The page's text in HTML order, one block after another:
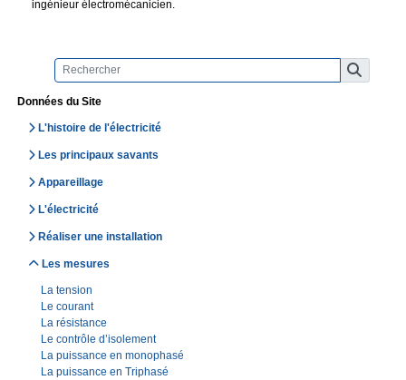
Données du Site
L'histoire de l'électricité
Les principaux savants
Appareillage
L'électricité
Réaliser une installation
Les mesures
La tension
Le courant
La résistance
Le contrôle d’isolement
La puissance en monophasé
La puissance en Triphasé
ingénieur électromécanicien.